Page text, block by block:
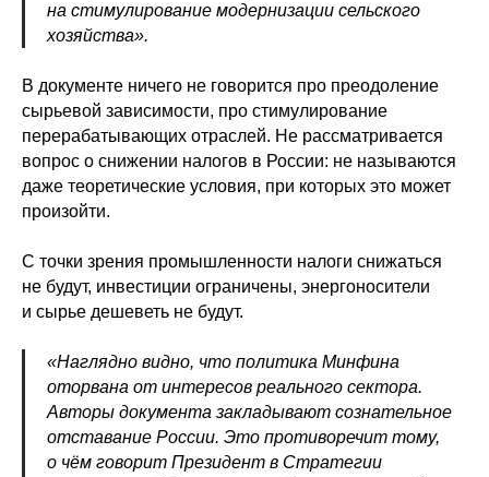
на стимулирование модернизации сельского
хозяйства».
В документе ничего не говорится про преодоление
сырьевой зависимости, про стимулирование
перерабатывающих отраслей. Не рассматривается
вопрос о снижении налогов в России: не называются
даже теоретические условия, при которых это может
произойти.
С точки зрения промышленности налоги снижаться
не будут, инвестиции ограничены, энергоносители
и сырье дешеветь не будут.
«Наглядно видно, что политика Минфина
оторвана от интересов реального сектора.
Авторы документа закладывают сознательное
отставание России. Это противоречит тому,
о чём говорит Президент в Стратегии